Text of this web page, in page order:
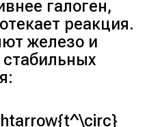
галоген,
реакция.
железо и